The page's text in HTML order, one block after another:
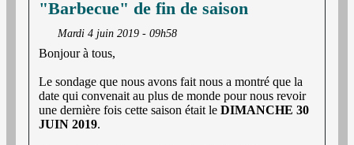
"Barbecue" de fin de saison
Mardi 4 juin 2019 - 09h58
Bonjour à tous,
Le sondage que nous avons fait nous a montré que la
date qui convenait au plus de monde pour nous revoir
une dernière fois cette saison était le DIMANCHE 30
JUIN 2019.